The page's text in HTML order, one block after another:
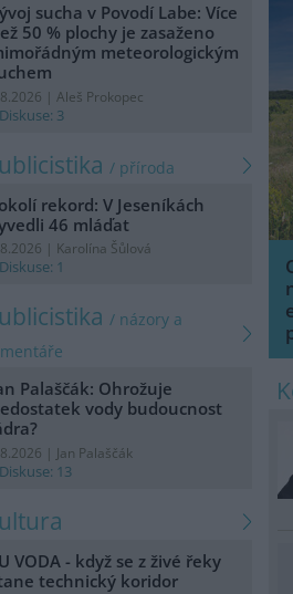
sucha v Povodí Labe: Více
50 % plochy je zasaženo
meteorologickým
| Aleš Prokopec
Diskuse: 3
/ příroda
rekord: V Jeseníkách
46 mláďat
| Karolína Šůlová
Diskuse: 1
/ názory a
Palaščák: Ohrožuje
vody budoucnost
| Jan Palaščák
Diskuse: 13
VODA - když se z živé řeky
technický koridor